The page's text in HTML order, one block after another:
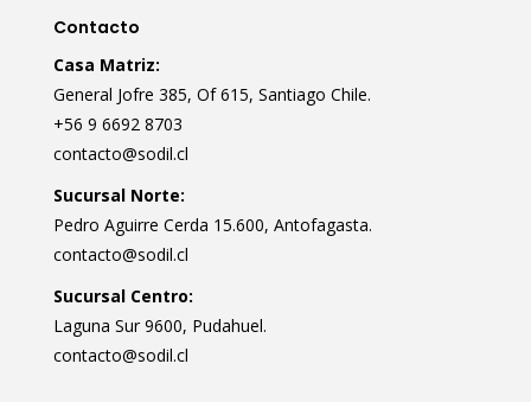
Contacto
Casa Matriz:
General Jofre 385, Of 615, Santiago Chile.
+56 9 6692 8703
contacto@sodil.cl
Sucursal Norte:
Pedro Aguirre Cerda 15.600, Antofagasta.
contacto@sodil.cl
Sucursal Centro:
Laguna Sur 9600, Pudahuel.
contacto@sodil.cl